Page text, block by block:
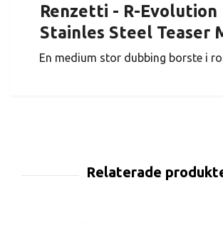
Renzetti - R-Evolution
Stainles Steel Teaser
En medium stor dubbing borste i